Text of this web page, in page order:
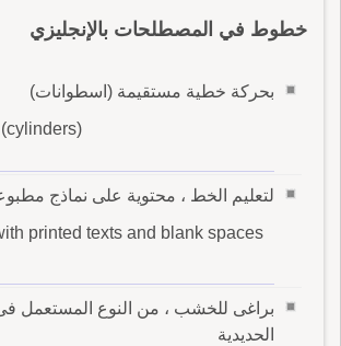
خطوط في المصطلحات بالإنجليزي
بحركة خطية مستقيمة (اسطوانات)
لتعليم الخط ، محتوية على نماذج
printed texts and blank spaces
براغى للخشب ، من النوع
الحديدية